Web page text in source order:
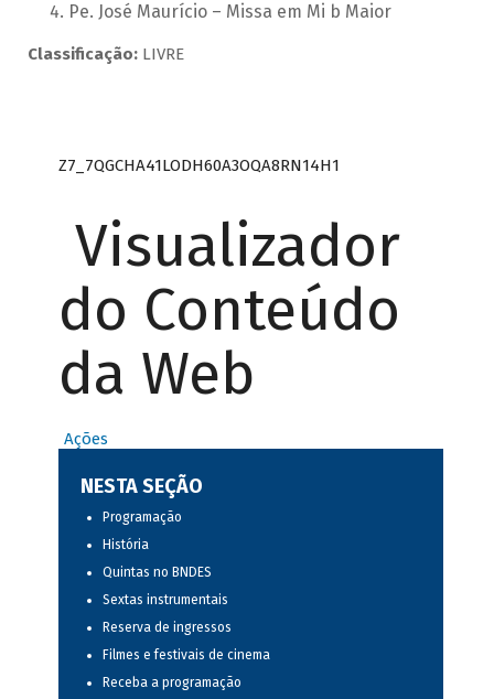
Pe. José Maurício – Missa em Mi b Maior
Classificação:LIVRE
Z7_7QGCHA41LODH60A3OQA8RN14H1
Visualizador
do Conteúdo
da Web
Ações
NESTA SEÇÃO
Programação
História
Quintas no BNDES
Sextas instrumentais
Reserva de ingressos
Filmes e festivais de cinema
Receba a programação